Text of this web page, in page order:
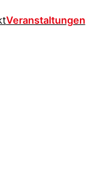
Veranstaltungen